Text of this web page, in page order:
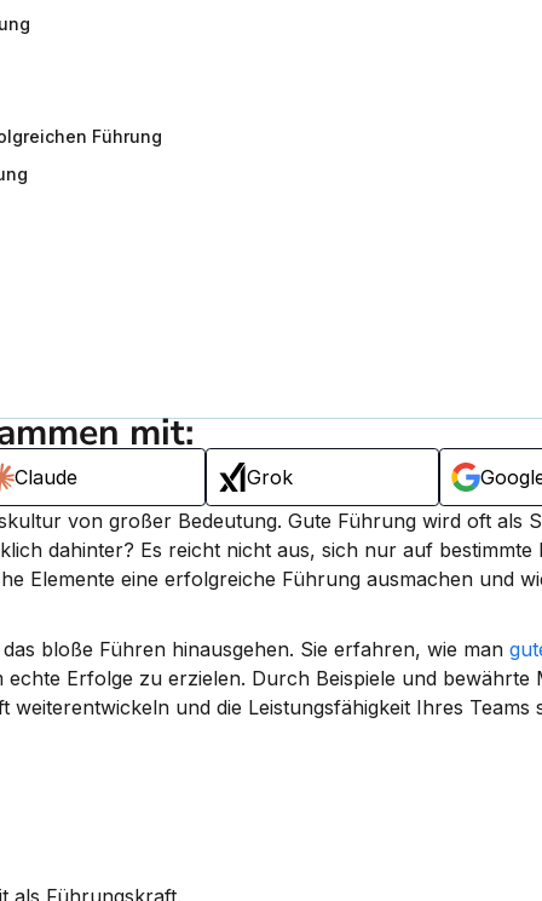
Führung
mit:
Claude Grok
von großer Bedeutung. Gute Führung wird oft als
dahinter? Es reicht nicht aus, sich nur auf bestimmte
Elemente eine erfolgreiche Führung ausmachen und
bloße Führen hinausgehen. Sie erfahren, wie man
Erfolge zu erzielen. Durch Beispiele und bewährte
und die Leistungsfähigkeit Ihres Teams
als Führungskraft.